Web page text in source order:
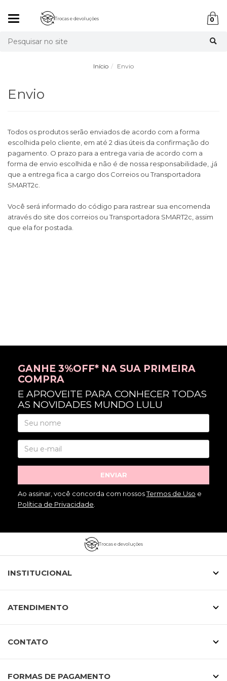
Mudar
Trocas e devoluções 0
Início Envio
Envio
Todos os produtos serão enviados de acordo com a forma
escolhida pelo cliente, em até 2 dias úteis da confirmação do
pagamento. O prazo para a entrega varia de acordo com a
forma de envio escolhida e não é de nossa responsabilidade, ,já
que a entrega fica a cargo dos Correios ou Transportadora
SMART2c.
Você será informado do código para rastrear sua encomenda
através do site dos correios ou Transportadora SMART2c, assim
que ela for postada.
GANHE 3%OFF* NA SUA PRIMEIRA
COMPRA
E APROVEITE PARA CONHECER TODAS
AS NOVIDADES MUNDO LULU
ENVIAR
Ao assinar, você concorda com nossosTermos de Uso e
Política de Privacidade
Trocas e devoluções
INSTITUCIONAL
ATENDIMENTO
CONTATO
FORMAS DE PAGAMENTO